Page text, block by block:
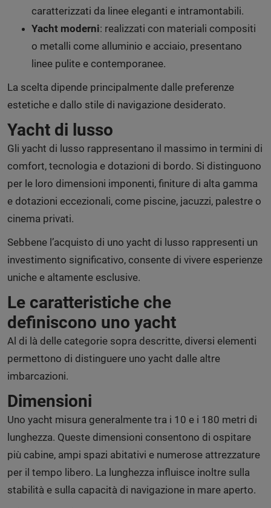
caratterizzati da linee eleganti e intramontabili.
Yacht moderni: realizzati con materiali compositi
o metalli come alluminio e acciaio, presentano
linee pulite e contemporanee.
La scelta dipende principalmente dalle preferenze
estetiche e dallo stile di navigazione desiderato.
Yacht di lusso
Gli yacht di lusso rappresentano il massimo in termini di
comfort, tecnologia e dotazioni di bordo. Si distinguono
per le loro dimensioni imponenti, finiture di alta gamma
e dotazioni eccezionali, come piscine, jacuzzi, palestre o
cinema privati.
Sebbene l’acquisto di uno yacht di lusso rappresenti un
investimento significativo, consente di vivere esperienze
uniche e altamente esclusive.
Le caratteristiche che
definiscono uno yacht
Al di là delle categorie sopra descritte, diversi elementi
permettono di distinguere uno yacht dalle altre
imbarcazioni.
Dimensioni
Uno yacht misura generalmente tra i 10 e i 180 metri di
lunghezza. Queste dimensioni consentono di ospitare
più cabine, ampi spazi abitativi e numerose attrezzature
per il tempo libero. La lunghezza influisce inoltre sulla
stabilità e sulla capacità di navigazione in mare aperto.